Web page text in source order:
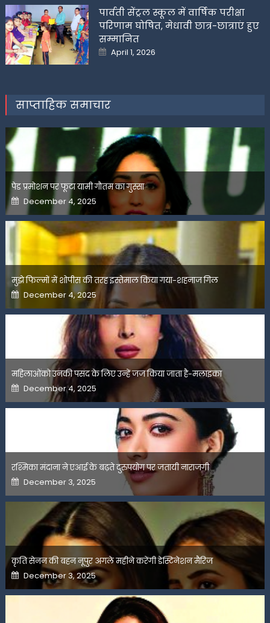
पार्वती सेंट्रल स्कूल में वार्षिक परीक्षा
परिणाम घोषित, मेधावी छात्र-छात्राएं हुए
सम्मानित
Posted
on
April 1, 2026
साप्ताहिक समाचार
पेड प्रमोशन पर फूटा यामी गौतम का गुस्सा
Posted
on
December 4, 2025
मुझे फिल्मों में शोपीस की तरह इस्तेमाल किया गया-शहनाज गिल
Posted
on
December 4, 2025
महिलाओंको उनकी पसंद के लिए उन्हें जज किया जाता है-मलाइका
Posted
on
December 4, 2025
रश्मिका मंदाना ने एआई के बढ़ते दुरुपयोग पर जतायी नाराजगी
Posted
on
December 3, 2025
कृति सेनन की बहन नूपुर अगले महीने करेंगी डेस्टिनेशन मैरिज
Posted
on
December 3, 2025